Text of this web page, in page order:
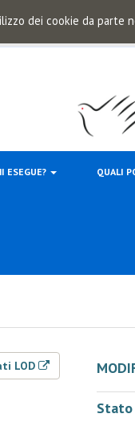
dei cookie da parte
ESEGUE? QUALI
LOD
Stato